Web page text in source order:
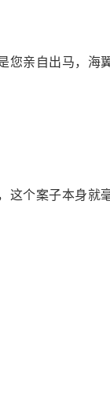
您亲自出马，海
个案子本身就